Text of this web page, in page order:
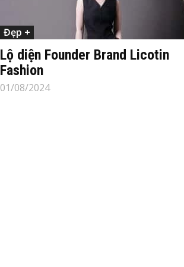
Đẹp +
Lộ diện Founder Brand Licotin
Fashion
01/08/2024